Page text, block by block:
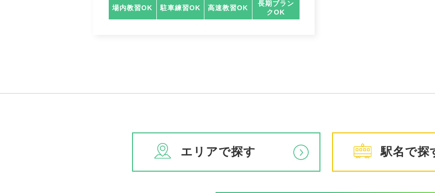
場内教習OK 駐車練習OK 高速教習OK
長期ブラン
クOK
エリアで探す 駅名で探